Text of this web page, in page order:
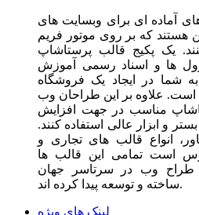
آماده ای برای وبسایت های
هستند که بر روی موتور فریم
یک پکیج قالب پرستاشاپ
ها و اسناد رسمی آموزش
شما در ایجاد یک فروشگاه
است. علاوه بر این طراحان وب
مناسب در جهت افزایش
و ابزار عالی استفاده کنند.
انواع قالب های تجاری و
است تمامی این قالب ها
وب در سرتاسر جهان
ساخته و توسعه پیدا کرده اند.
لینک های ویژه